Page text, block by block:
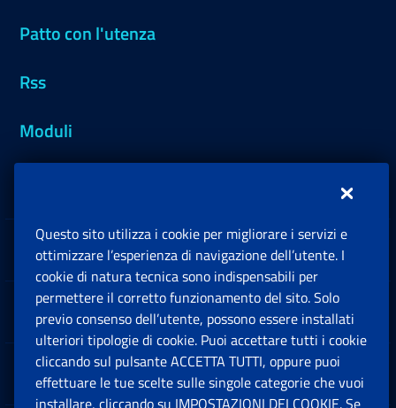
Patto con l'utenza
Rss
Moduli
Sedi e Contatti
Software
Note Legali
Questo sito utilizza i cookie per migliorare i servizi e
ottimizzare l’esperienza di navigazione dell’utente. I
cookie di natura tecnica sono indispensabili per
permettere il corretto funzionamento del sito. Solo
previo consenso dell’utente, possono essere installati
ulteriori tipologie di cookie. Puoi accettare tutti i cookie
cliccando sul pulsante ACCETTA TUTTI, oppure puoi
effettuare le tue scelte sulle singole categorie che vuoi
installare, cliccando su IMPOSTAZIONI DEI COOKIE. Se